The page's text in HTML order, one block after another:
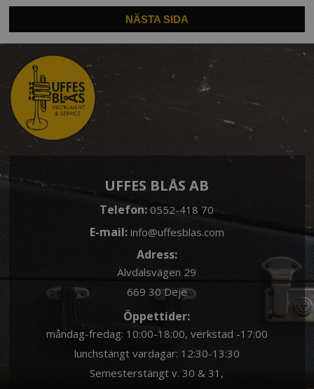
NÄSTA SIDA
UFFES BLÅS AB
Telefon:0552-418 70
E-mail: info@uffesblas.com
Adress:
Älvdalsvägen 29
669 30 Deje
Öppettider:
måndag-fredag: 10:00-18:00, verkstad -17:00
lunchstängt vardagar: 12:30-13:30
Semesterstängt v. 30 & 31,